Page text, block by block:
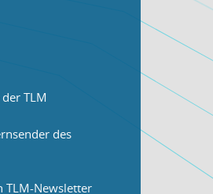
TLM
des
TLM-Newsletter